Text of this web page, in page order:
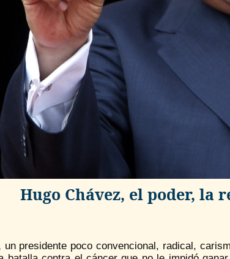
Hugo Chávez, el poder,
un presidente poco convencional, radical,